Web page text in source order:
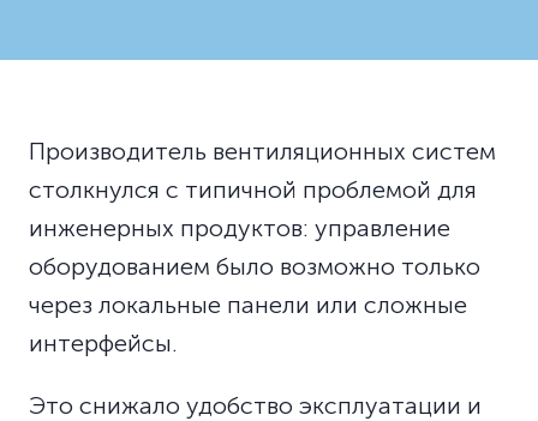
Производитель вентиляционных систем
столкнулся с типичной проблемой для
инженерных продуктов: управление
оборудованием было возможно только
через локальные панели или сложные
интерфейсы.
Это снижало удобство эксплуатации и